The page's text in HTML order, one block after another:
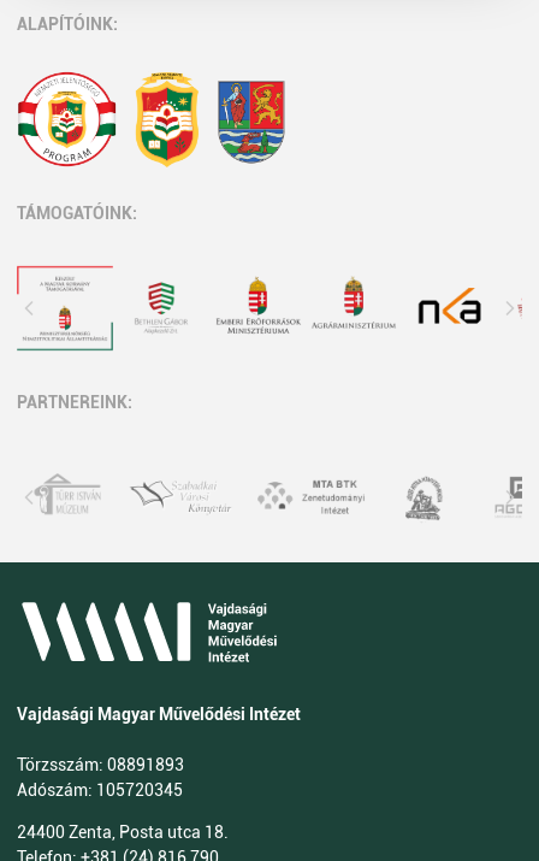
ALAPÍTÓINK:
TÁMOGATÓINK:
PARTNEREINK:
Vajdasági Magyar Művelődési Intézet
Törzsszám: 08891893
Adószám: 105720345
24400 Zenta, Posta utca 18.